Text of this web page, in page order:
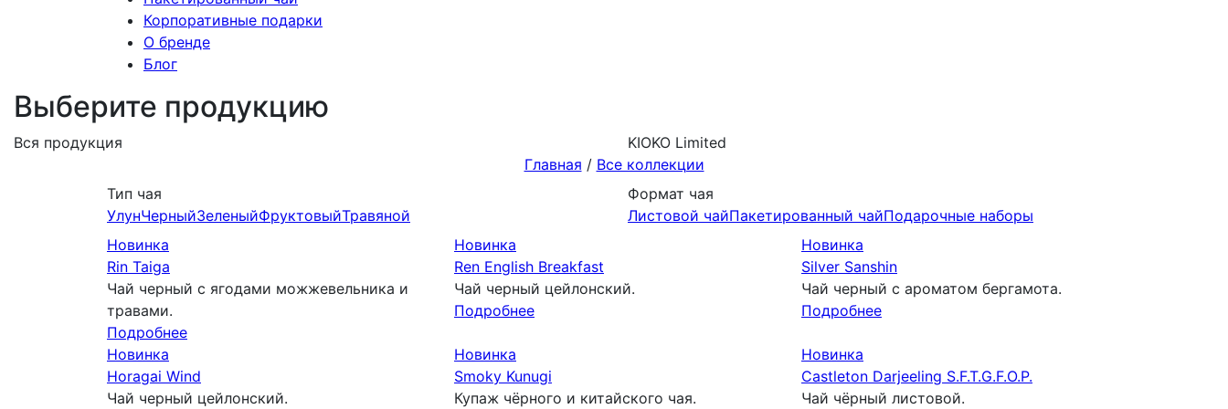
Корпоративные подарки
О бренде
Блог
Выберите продукцию
Вся продукция
KIOKO Limited
Главная / Все коллекции
Тип чая
УлунЧерныйЗеленыйФруктовыйТравяной
Формат чая
Листовой чайПакетированный чайПодарочныe наборы
Новинка
Rin Taiga
Чай черный с ягодами можжевельника и
травами.
Подробнее
Новинка
Ren English Breakfast
Чай черный цейлонский.
Подробнее
Новинка
Silver Sanshin
Чай черный с ароматом бергамота.
Подробнее
Новинка
Horagai Wind
Чай черный цейлонский.
Новинка
Smoky Kunugi
Купаж чёрного и китайского чая.
Новинка
Castleton Darjeeling S.F.T.G.F.O.P.
Чай чёрный листовой.